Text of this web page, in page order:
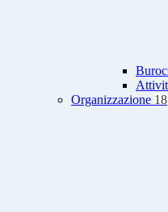
Organizzazione 18